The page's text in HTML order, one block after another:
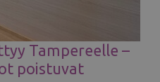
Tampereelle –
poistuvat